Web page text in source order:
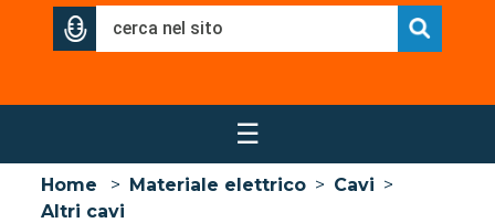
☰
Home > Materiale elettrico > Cavi >
Altri cavi